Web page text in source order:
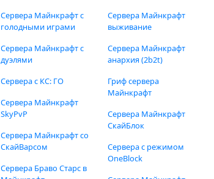
Сервера Майнкрафт с
голодными играми
Сервера Майнкрафт с
дуэлями
Сервера с КС: ГО
Сервера Майнкрафт
SkyPvP
Сервера Майнкрафт со
СкайВарсом
Сервера Браво Старс в
Сервера Майнкрафт
выживание
Сервера Майнкрафт
анархия (2b2t)
Гриф сервера
Майнкрафт
Сервера Майнкрафт
СкайБлок
Сервера с режимом
OneBlock